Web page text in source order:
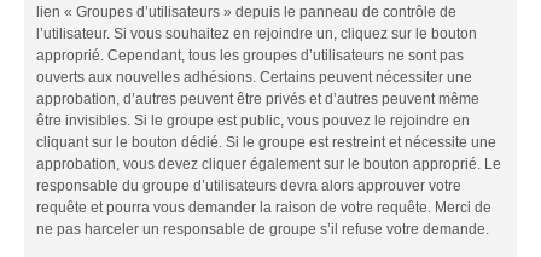
lien « Groupes d’utilisateurs » depuis le panneau de contrôle de
l’utilisateur. Si vous souhaitez en rejoindre un, cliquez sur le bouton
approprié. Cependant, tous les groupes d’utilisateurs ne sont pas
ouverts aux nouvelles adhésions. Certains peuvent nécessiter une
approbation, d’autres peuvent être privés et d’autres peuvent même
être invisibles. Si le groupe est public, vous pouvez le rejoindre en
cliquant sur le bouton dédié. Si le groupe est restreint et nécessite une
approbation, vous devez cliquer également sur le bouton approprié. Le
responsable du groupe d’utilisateurs devra alors approuver votre
requête et pourra vous demander la raison de votre requête. Merci de
ne pas harceler un responsable de groupe s’il refuse votre demande.